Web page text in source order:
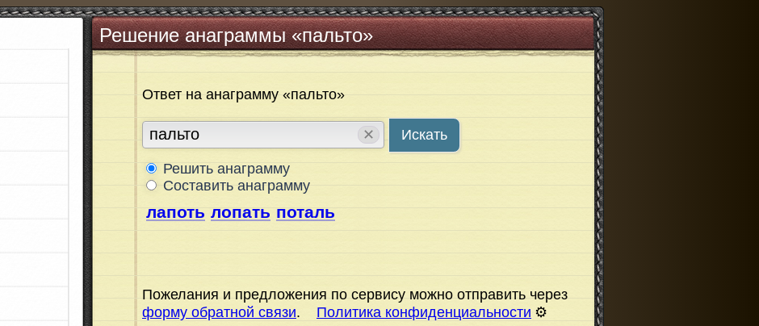
Решение анаграммы «пальто»
Ответ на анаграмму «пальто»
✕ Искать
Решить анаграмму
Составить анаграмму
лапоть лопать поталь
Пожелания и предложения по сервису можно отправить через
форму обратной связи. Политика конфиденциальности ⚙️